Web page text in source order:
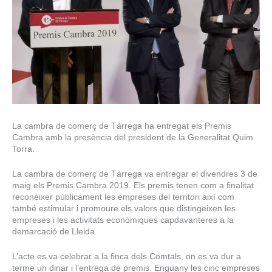
La cambra de comerç de Tàrrega ha entregat els Premis
Cambra amb la presència del president de la Generalitat Quim
Torra.
La cambra de comerç de Tàrrega va entregar el divendres 3 de
maig els Premis Cambra 2019. Els premis tenen com a finalitat
reconéixer públicament les empreses del territori així com
també estimular i promoure els valors que distingeixen les
empreses i les activitats econòmiques capdavanteres a la
demarcació de Lleida.
L’acte es va celebrar a la finca dels Comtals, on es va dur a
terme un dinar i l’entrega de premis. Enguany les cinc empreses